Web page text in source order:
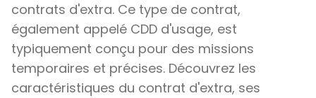
contrats d'extra. Ce type de contrat,
également appelé CDD d'usage, est
typiquement conçu pour des missions
temporaires et précises. Découvrez les
caractéristiques du contrat d'extra, ses